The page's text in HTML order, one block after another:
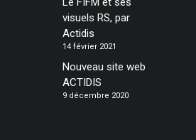
visuels RS, par
Actidis
14 février 2021
Nouveau site web
ACTIDIS
9 décembre 2020